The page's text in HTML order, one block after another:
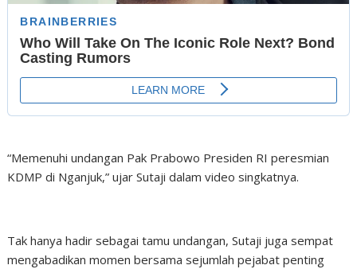
“Memenuhi undangan Pak Prabowo Presiden RI peresmian
KDMP di Nganjuk,” ujar Sutaji dalam video singkatnya.
Tak hanya hadir sebagai tamu undangan, Sutaji juga sempat
mengabadikan momen bersama sejumlah pejabat penting